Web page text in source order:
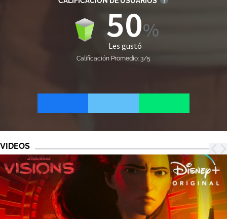
50
Les gustó
Calificación Promedio: 3/5
VIDEOS